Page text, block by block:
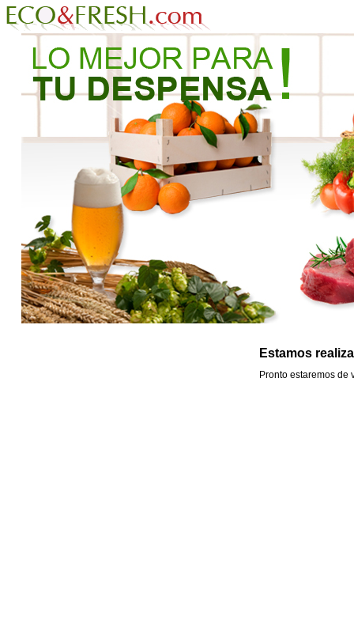
Estamos
Pronto estaremos de